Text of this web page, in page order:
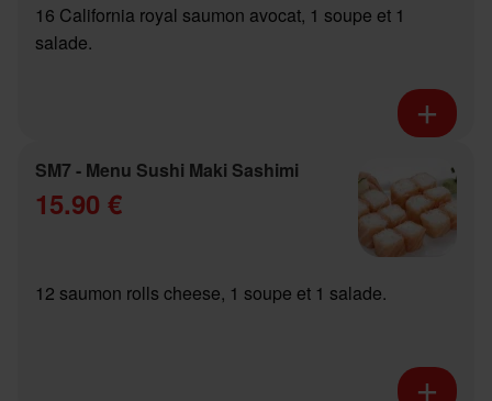
16 California royal saumon avocat, 1 soupe et 1
salade.
SM7 - Menu Sushi Maki Sashimi
15.90 €
12 saumon rolls cheese, 1 soupe et 1 salade.